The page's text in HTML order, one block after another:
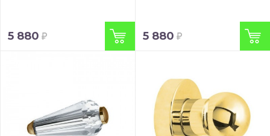
5 880 5 880